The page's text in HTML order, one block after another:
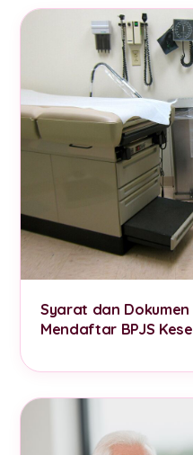
Syarat dan
Mendaftar BPJS